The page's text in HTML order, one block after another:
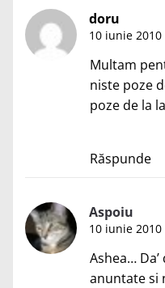
doru
10 iunie 2010
Multam
niste poze
poze de la
Răspunde
Aspoiu
10 iunie 2010
Ashea…
anuntate si